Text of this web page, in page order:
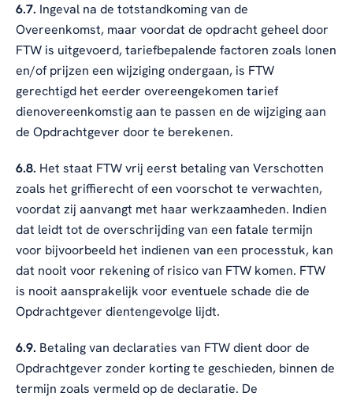
6.7. Ingeval na de totstandkoming van de
Overeenkomst, maar voordat de opdracht geheel door
FTW is uitgevoerd, tariefbepalende factoren zoals lonen
en/of prijzen een wijziging ondergaan, is FTW
gerechtigd het eerder overeengekomen tarief
dienovereenkomstig aan te passen en de wijziging aan
de Opdrachtgever door te berekenen.
6.8. Het staat FTW vrij eerst betaling van Verschotten
zoals het griffierecht of een voorschot te verwachten,
voordat zij aanvangt met haar werkzaamheden. Indien
dat leidt tot de overschrijding van een fatale termijn
voor bijvoorbeeld het indienen van een processtuk, kan
dat nooit voor rekening of risico van FTW komen. FTW
is nooit aansprakelijk voor eventuele schade die de
Opdrachtgever dientengevolge lijdt.
6.9. Betaling van declaraties van FTW dient door de
Opdrachtgever zonder korting te geschieden, binnen de
termijn zoals vermeld op de declaratie. De